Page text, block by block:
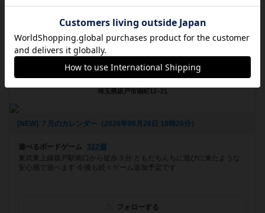
フォローする
ボードゲームハウス ともだちんち
埼玉県坂戸市南町12−21
[NEW] ７月のカレンダー（2026年06月28日 18時26分）
遊べるボードゲーム
322個
東武東上線坂戸駅南口から徒歩３分 ともだちんちに遊びに来たような
安心感で遊べます 今後も続々ゲーム追加予定です
フォローする